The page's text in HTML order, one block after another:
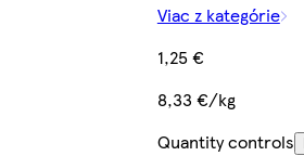
Viac z kategórie
1,25 €
8,33 €/kg
Quantity controls